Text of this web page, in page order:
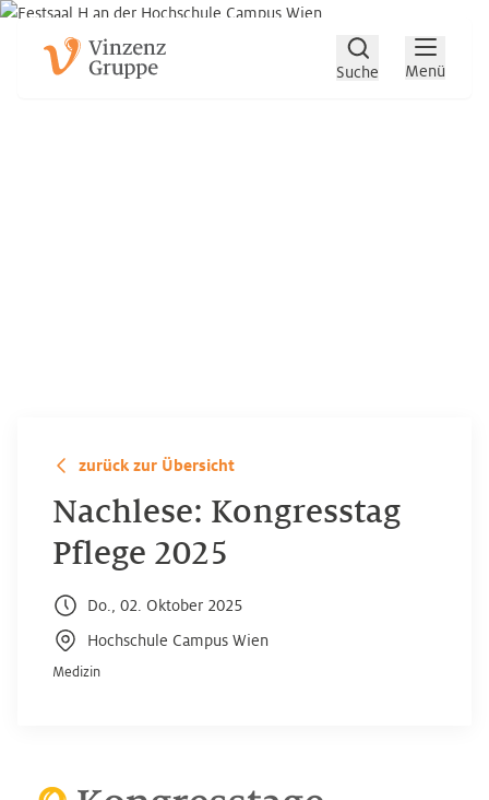
Zum Hauptinhalt
Zum Footer
Suche Menü
zurück zur Übersicht
Nachlese: Kongresstag
Pflege 2025
Do., 02. Oktober 2025
Hochschule Campus Wien
Medizin